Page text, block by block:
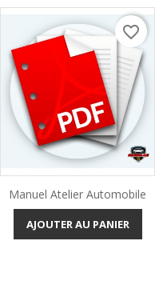
Manuel Atelier Automobile
AJOUTER AU PANIER
favorite_border